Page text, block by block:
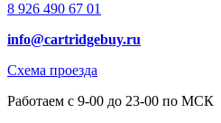
8 926 490 67 01
info@cartridgebuy.ru
Схема проезда
Работаем с 9-00 до 23-00 по МСК